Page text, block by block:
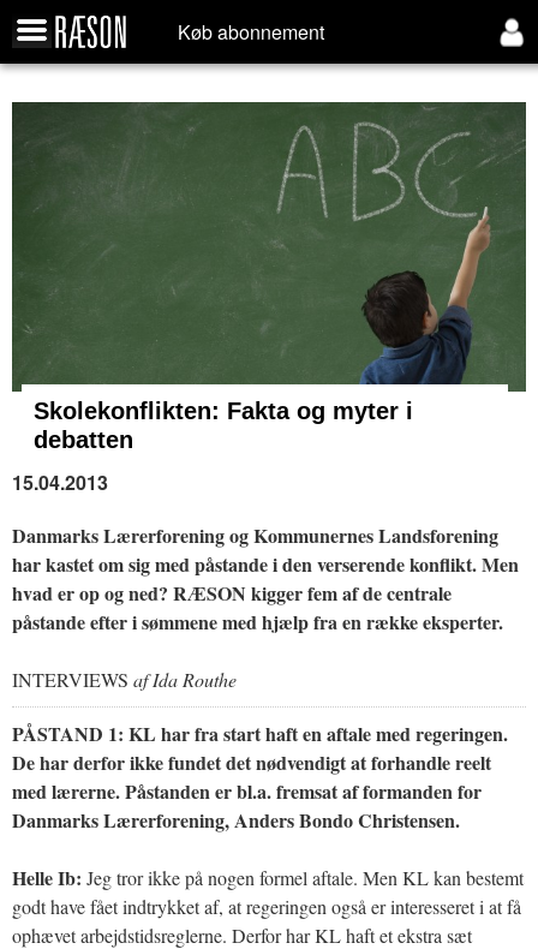
Køb abonnement
Skolekonflikten: Fakta og myter i
debatten
15.04.2013
Danmarks Lærerforening og Kommunernes Landsforening
har kastet om sig med påstande i den verserende konflikt. Men
hvad er op og ned? RÆSON kigger fem af de centrale
påstande efter i sømmene med hjælp fra en række eksperter.
INTERVIEWS af Ida Routhe
PÅSTAND 1: KL har fra start haft en aftale med regeringen.
De har derfor ikke fundet det nødvendigt at forhandle reelt
med lærerne. Påstanden er bl.a. fremsat af formanden for
Danmarks Lærerforening, Anders Bondo Christensen.
Helle Ib: Jeg tror ikke på nogen formel aftale. Men KL kan bestemt
godt have fået indtrykket af, at regeringen også er interesseret i at få
ophævet arbejdstidsreglerne. Derfor har KL haft et ekstra sæt